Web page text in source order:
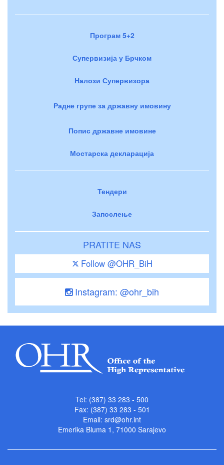
Програм 5+2
Супервизија у Брчком
Налози Супервизора
Радне групе за државну имовину
Попис државне имовине
Мостарска декларација
Тендери
Запослење
PRATITE NAS
Follow @OHR_BiH
Instagram: @ohr_bih
Tel: (387) 33 283 - 500
Fax: (387) 33 283 - 501
Email: srd@ohr.int
Emerika Bluma 1, 71000 Sarajevo